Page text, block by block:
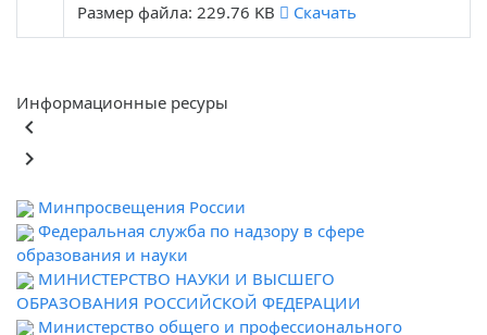
Размер файла: 229.76 KB
Скачать
Информационные ресуры
keyboard_arrow_left
keyboard_arrow_right
Минпросвещения России
Федеральная служба по надзору в сфере
образования и науки
МИНИСТЕРСТВО НАУКИ И ВЫСШЕГО
ОБРАЗОВАНИЯ РОССИЙСКОЙ ФЕДЕРАЦИИ
Министерство общего и профессионального